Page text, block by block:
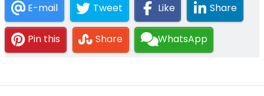
E-mail Tweet Like Share
Pin this Share WhatsApp